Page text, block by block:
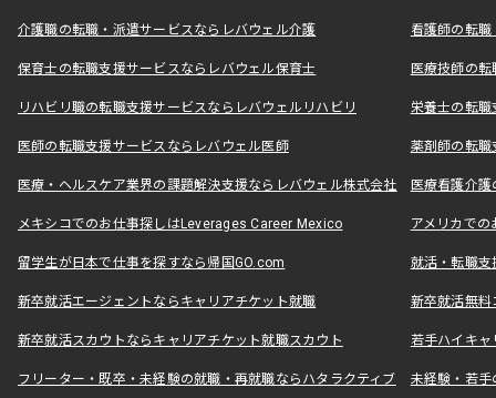
介護職の転職・派遣サービスならレバウェル介護 看護師の転
保育士の転職支援サービスならレバウェル保育士 医療技師の
リハビリ職の転職支援サービスならレバウェルリハビリ 栄養士の転
医師の転職支援サービスならレバウェル医師 薬剤師の転
医療・ヘルスケア業界の課題解決支援ならレバウェル株式会社 医療看護介
メキシコでのお仕事探しはLeverages Career Mexico アメリカで
留学生が日本で仕事を探すなら帰国GO.com 就活・転職
新卒就活エージェントならキャリアチケット就職 新卒就活無料
新卒就活スカウトならキャリアチケット就職スカウト 若手ハイキ
フリーター・既卒・未経験の就職・再就職ならハタラクティブ 未経験・若手